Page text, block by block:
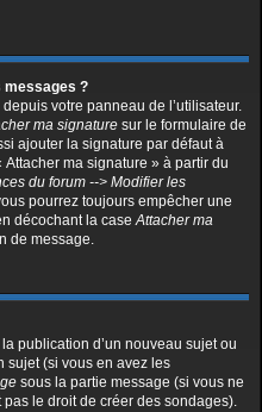
messages ?
votre panneau de l’utilisateur.
ma signature sur le formulaire de
ajouter la signature par défaut à
ma signature » à partir du
du forum --> Modifier les
pourrez toujours empêcher une
décochant la caseAttacher ma
de message.
publication d’un nouveau sujet ou
sujet (si vous en avez les
sous la partie message (si vous ne
pas le droit de créer des sondages).